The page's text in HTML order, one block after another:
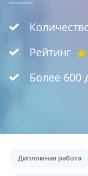
Рейтинг
Более 600
Дипломная работа